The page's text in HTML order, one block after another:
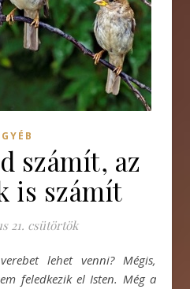
számít, az
is számít
21. csütörtök
feledkezik el Isten. Még a